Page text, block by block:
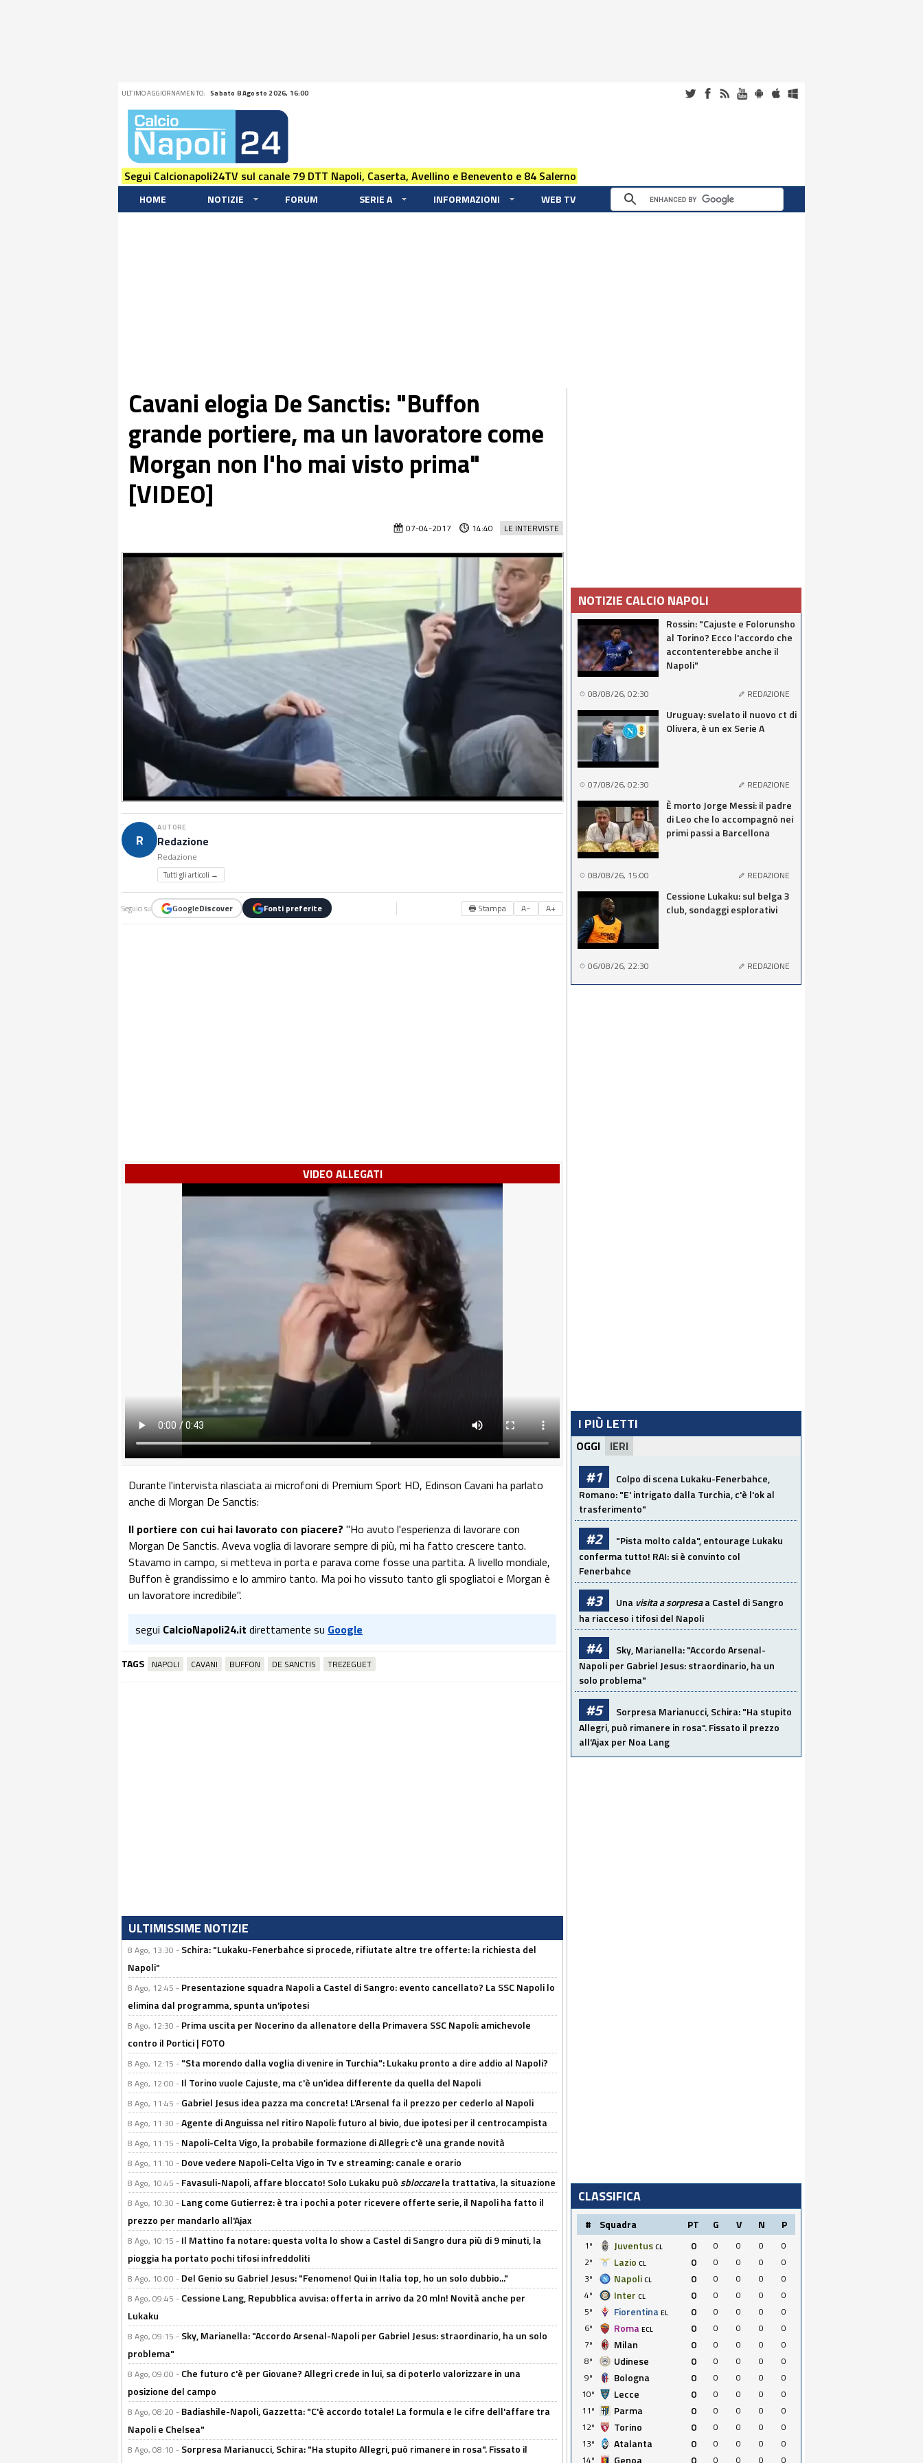
ULTIMO AGGIORNAMENTO: Sabato 8 Agosto 2026, 16:00
Segui Calcionapoli24TV sul canale 79 DTT Napoli, Caserta, Avellino e Benevento e 84 Salerno
HOME NOTIZIE FORUM SERIE A INFORMAZIONI WEB TV
Cavani elogia De Sanctis: "Buffon
grande portiere, ma un lavoratore come
Morgan non l'ho mai visto prima"
[VIDEO]
LE INTERVISTE
07-04-2017 14:40
R
AUTORE
Redazione
Redazione
Tutti gli articoli →
Seguici su GoogleDiscover Fonti preferite 🖶 Stampa A− A+
VIDEO ALLEGATI
Durante l'intervista rilasciata ai microfoni di Premium Sport HD, Edinson Cavani ha parlato
anche di Morgan De Sanctis:
Il portiere con cui hai lavorato con piacere? "Ho avuto l'esperienza di lavorare con
Morgan De Sanctis. Aveva voglia di lavorare sempre di più, mi ha fatto crescere tanto.
Stavamo in campo, si metteva in porta e parava come fosse una partita. A livello mondiale,
Buffon è grandissimo e lo ammiro tanto. Ma poi ho vissuto tanto gli spogliatoi e Morgan è
un lavoratore incredibile".
segui CalcioNapoli24.it direttamente su Google
TAGS NAPOLI CAVANI BUFFON DE SANCTIS TREZEGUET
ULTIMISSIME NOTIZIE
8 Ago, 13:30 - Schira: "Lukaku-Fenerbahce si procede, rifiutate altre tre offerte: la richiesta del
Napoli"
8 Ago, 12:45 - Presentazione squadra Napoli a Castel di Sangro: evento cancellato? La SSC Napoli lo
elimina dal programma, spunta un'ipotesi
8 Ago, 12:30 - Prima uscita per Nocerino da allenatore della Primavera SSC Napoli: amichevole
contro il Portici | FOTO
8 Ago, 12:15 - "Sta morendo dalla voglia di venire in Turchia": Lukaku pronto a dire addio al Napoli?
8 Ago, 12:00 - Il Torino vuole Cajuste, ma c'è un'idea differente da quella del Napoli
8 Ago, 11:45 - Gabriel Jesus idea pazza ma concreta! L'Arsenal fa il prezzo per cederlo al Napoli
8 Ago, 11:30 -Agente di Anguissa nel ritiro Napoli: futuro al bivio, due ipotesi per il centrocampista
8 Ago, 11:15 - Napoli-Celta Vigo, la probabile formazione di Allegri: c'è una grande novità
8 Ago, 11:10 - Dove vedere Napoli-Celta Vigo in Tv e streaming: canale e orario
8 Ago, 10:45 - Favasuli-Napoli, affare bloccato! Solo Lukaku puòsbloccarela trattativa, la situazione
8 Ago, 10:30 - Lang come Gutierrez: è tra i pochi a poter ricevere offerte serie, il Napoli ha fatto il
prezzo per mandarlo all'Ajax
8 Ago, 10:15 - Il Mattino fa notare: questa volta lo show a Castel di Sangro dura più di 9 minuti, la
pioggia ha portato pochi tifosi infreddoliti
8 Ago, 10:00 - Del Genio su Gabriel Jesus: "Fenomeno! Qui in Italia top, ho un solo dubbio..."
8 Ago, 09:45 - Cessione Lang, Repubblica avvisa: offerta in arrivo da 20 mln! Novità anche per
Lukaku
8 Ago, 09:15 - Sky, Marianella: "Accordo Arsenal-Napoli per Gabriel Jesus: straordinario, ha un solo
problema"
8 Ago, 09:00 - Che futuro c'è per Giovane? Allegri crede in lui, sa di poterlo valorizzare in una
posizione del campo
8 Ago, 08:20 - Badiashile-Napoli, Gazzetta: "C'è accordo totale! La formula e le cifre dell'affare tra
Napoli e Chelsea"
8 Ago, 08:10 - Sorpresa Marianucci, Schira: "Ha stupito Allegri, può rimanere in rosa". Fissato il
NOTIZIE CALCIO NAPOLI
Rossin: "Cajuste e Folorunsho
al Torino? Ecco l'accordo che
accontenterebbe anche il
Napoli"
08/08/26, 02:30 REDAZIONE
Uruguay: svelato il nuovo ct di
Olivera, è un ex Serie A
07/08/26, 02:30 REDAZIONE
È morto Jorge Messi: il padre
di Leo che lo accompagnò nei
primi passi a Barcellona
08/08/26, 15:00 REDAZIONE
Cessione Lukaku: sul belga 3
club, sondaggi esplorativi
06/08/26, 22:30 REDAZIONE
I PIÙ LETTI
OGGI IERI
#1
Colpo di scena Lukaku-Fenerbahce,
Romano: "E' intrigato dalla Turchia, c'è l'ok al
trasferimento"
#2
"Pista molto calda", entourage Lukaku
conferma tutto! RAI: si è convinto col
Fenerbahce
#3 Una visita a sorpresaa Castel di Sangro
ha riacceso i tifosi del Napoli
#4
Sky, Marianella: "Accordo Arsenal-
Napoli per Gabriel Jesus: straordinario, ha un
solo problema"
#5
Sorpresa Marianucci, Schira: "Ha stupito
Allegri, può rimanere in rosa". Fissato il prezzo
all'Ajax per Noa Lang
CLASSIFICA
# Squadra PT G V N P
1º Juventus CL 0 0 0 0
0
2º
Lazio CL 0 0 0 0
0
3º
Napoli CL 0 0 0 0
0
4º
Inter CL 0 0 0 0
0
5º
Fiorentina EL 0 0 0 0
0
6º
Roma ECL 0 0 0 0
0
7º
Milan 0 0 0 0
0
8º
Udinese 0 0 0 0
0
9º
Bologna 0 0 0 0
0
10º
Lecce 0 0 0 0
0
11º
Parma 0 0 0 0
0
12º
Torino 0 0 0 0
0
13º
Atalanta 0 0 0 0
0
14º
Genoa 0 0 0 0 0